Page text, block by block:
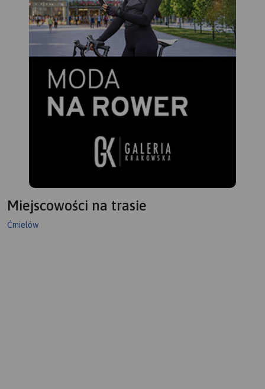
okresów historycznych.
Miejscowości na trasie
Ćmielów